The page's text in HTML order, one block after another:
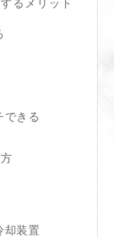
るメリット
できる
却装置